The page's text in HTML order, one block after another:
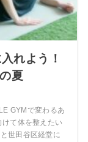
れよう！
夏
GYMで変わるあ
けて体を整えたい
世田谷区経堂に